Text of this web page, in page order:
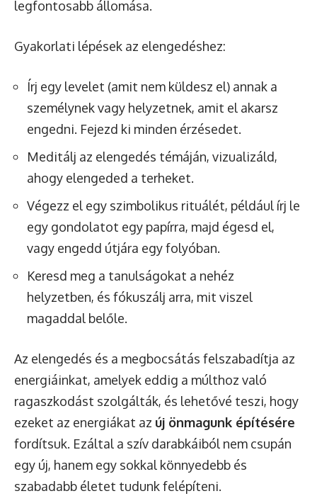
legfontosabb állomása.
Gyakorlati lépések az elengedéshez:
Írj egy levelet (amit nem küldesz el) annak a
személynek vagy helyzetnek, amit el akarsz
engedni. Fejezd ki minden érzésedet.
Meditálj az elengedés témáján, vizualizáld,
ahogy elengeded a terheket.
Végezz el egy szimbolikus rituálét, például írj le
egy gondolatot egy papírra, majd égesd el,
vagy engedd útjára egy folyóban.
Keresd meg a tanulságokat a nehéz
helyzetben, és fókuszálj arra, mit viszel
magaddal belőle.
Az elengedés és a megbocsátás felszabadítja az
energiáinkat, amelyek eddig a múlthoz való
ragaszkodást szolgálták, és lehetővé teszi, hogy
ezeket az energiákat az új önmagunk építésére
fordítsuk. Ezáltal a szív darabkáiból nem csupán
egy új, hanem egy sokkal könnyedebb és
szabadabb életet tudunk felépíteni.